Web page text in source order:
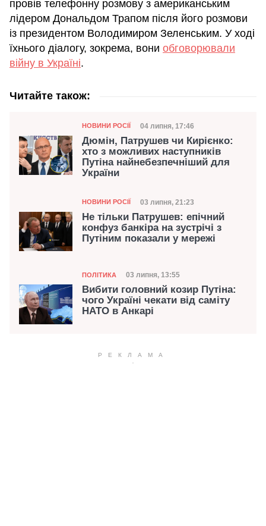
провів телефонну розмову з американським
лідером Дональдом Трапом після його розмови
із президентом Володимиром Зеленським. У ході
їхнього діалогу, зокрема, вони обговорювали
війну в Україні.
Читайте також:
Категорія
НОВИНИ РОСІЇ Дата публікації
04 липня, 17:46
Дюмін, Патрушев чи Кирієнко:
хто з можливих наступників
Путіна найнебезпечніший для
України
Категорія
НОВИНИ РОСІЇ Дата публікації
03 липня, 21:23
Не тільки Патрушев: епічний
конфуз банкіра на зустрічі з
Путіним показали у мережі
Категорія
ПОЛІТИКА Дата публікації
03 липня, 13:55
Вибити головний козир Путіна:
чого Україні чекати від саміту
НАТО в Анкарі